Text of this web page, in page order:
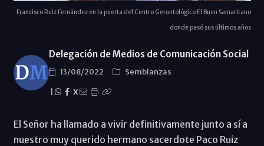
Francisco Ruiz Fernández en la puerta del Centro Gerontológico El Buen Samaritano
donde pasó sus últimos años
Delegación de Medios de Comunicación Social
13/08/2022
Semblanzas
X
El Señor ha llamado a vivir definitivamente junto a sí a
nuestro muy querido hermano sacerdote Paco Ruiz